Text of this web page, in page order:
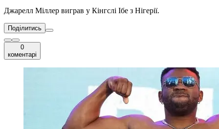
Джарелл Міллер виграв у Кінгслі Ібе з Нігерії.
Поділитись
0
коментарі